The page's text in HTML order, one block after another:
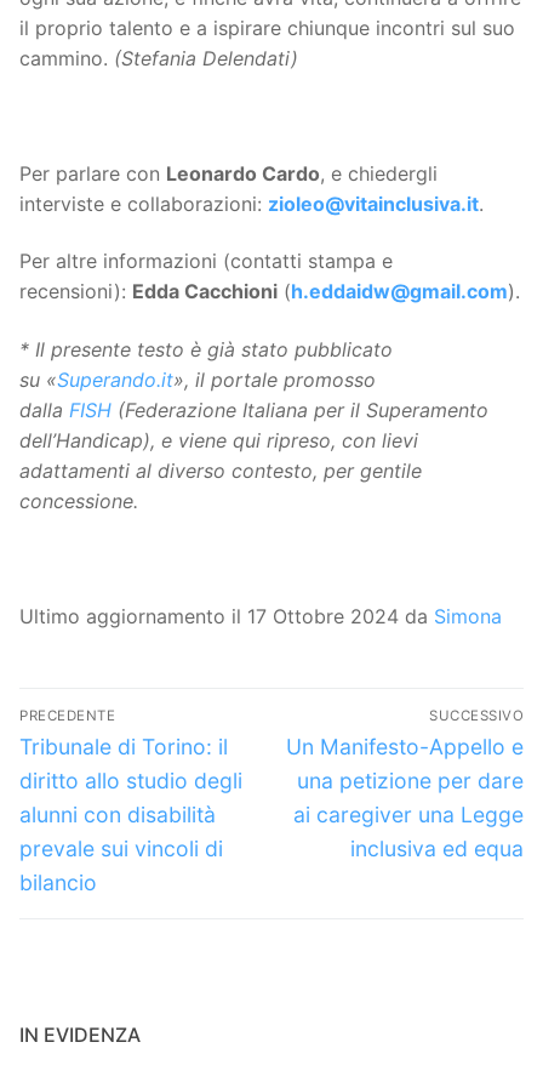
il proprio talento e a ispirare chiunque incontri sul suo
cammino. (Stefania Delendati)
Per parlare con Leonardo Cardo, e chiedergli
interviste e collaborazioni: zioleo@vitainclusiva.it.
Per altre informazioni (contatti stampa e
recensioni): Edda Cacchioni (h.eddaidw@gmail.com).
* Il presente testo è già stato pubblicato
su «Superando.it», il portale promosso
dalla FISH (Federazione Italiana per il Superamento
dell’Handicap), e viene qui ripreso, con lievi
adattamenti al diverso contesto, per gentile
concessione.
Ultimo aggiornamento il 17 Ottobre 2024 da Simona
Navigazione
articoli
PRECEDENTE
Articolo
precedente:
Tribunale di Torino: il
diritto allo studio degli
alunni con disabilità
prevale sui vincoli di
bilancio
SUCCESSIVO
Articolo
successivo:
Un Manifesto-Appello e
una petizione per dare
ai caregiver una Legge
inclusiva ed equa
IN EVIDENZA